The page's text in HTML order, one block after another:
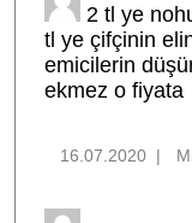
2 tl ye
tl ye çifçinin
emicilerin
ekmez o fiyata
16.07.2020 |